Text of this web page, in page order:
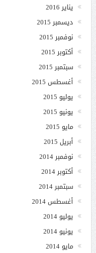
يناير 2016
ديسمبر 2015
نوفمبر 2015
أكتوبر 2015
سبتمبر 2015
أغسطس 2015
يوليو 2015
يونيو 2015
مايو 2015
أبريل 2015
نوفمبر 2014
أكتوبر 2014
سبتمبر 2014
أغسطس 2014
يوليو 2014
يونيو 2014
مايو 2014